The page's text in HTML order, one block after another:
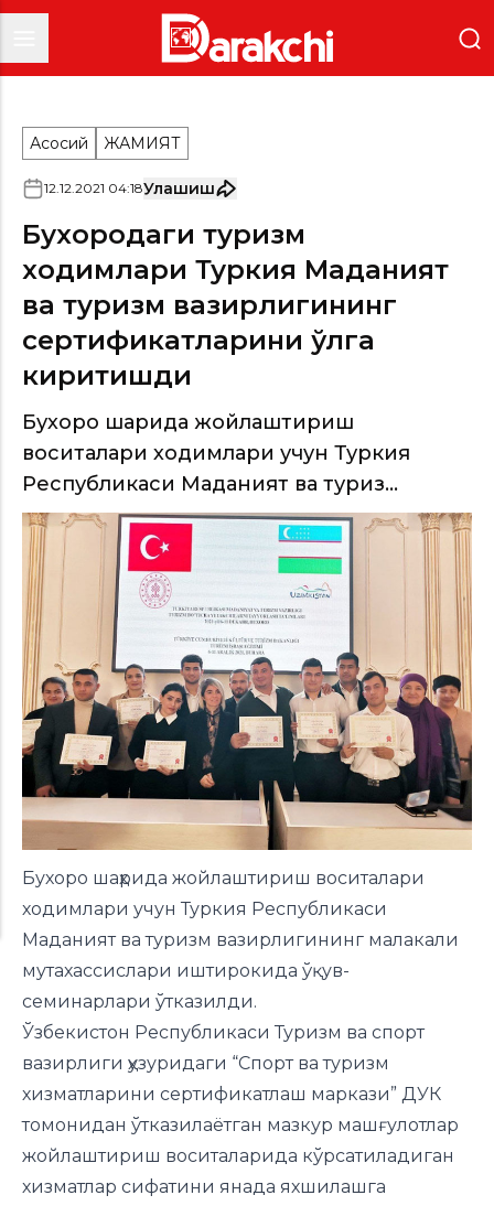
Асосий ЖАМИЯТ
12.12.2021 04:18Улашиш
Бухородаги туризм
ходимлари Туркия Маданият
ва туризм вазирлигининг
сертификатларини қўлга
киритишди
Бухоро шаҳрида жойлаштириш
воситалари ходимлари учун Туркия
Республикаси Маданият ва туриз...
Бухоро шаҳрида жойлаштириш воситалари
ходимлари учун Туркия Республикаси
Маданият ва туризм вазирлигининг малакали
мутахассислари иштирокида ўқув-
семинарлари ўтказилди.
Ўзбекистон Республикаси Туризм ва спорт
вазирлиги ҳузуридаги “Спорт ва туризм
хизматларини сертификатлаш маркази” ДУК
томонидан ўтказилаётган мазкур машғулотлар
жойлаштириш воситаларида кўрсатиладиган
хизматлар сифатини янада яхшилашга